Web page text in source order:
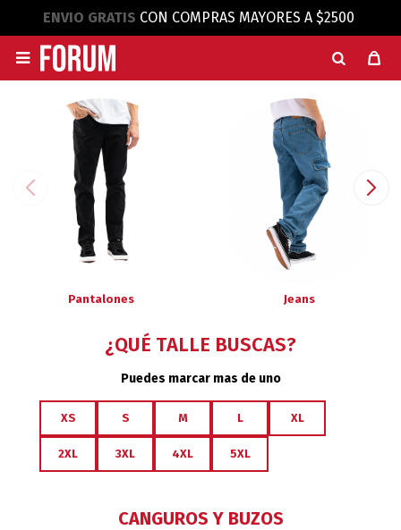
ENVIO GRATIS CON COMPRAS MAYORES A $2500

Pantalones Jeans
¿QUÉ TALLE BUSCAS?
Puedes marcar mas de uno
XS S M L XL
2XL 3XL 4XL 5XL
CANGUROS Y BUZOS